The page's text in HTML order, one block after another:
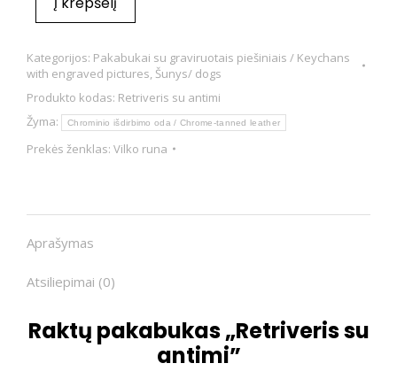
Kategorijos: Pakabukai su graviruotais piešiniais / Keychans
with engraved pictures, Šunys/ dogs
Produkto kodas: Retriveris su antimi
Žyma:
Chrominio išdirbimo oda / Chrome-tanned leather
Prekės ženklas: Vilko runa
Aprašymas
Atsiliepimai (0)
Raktų pakabukas „Retriveris su
antimi”